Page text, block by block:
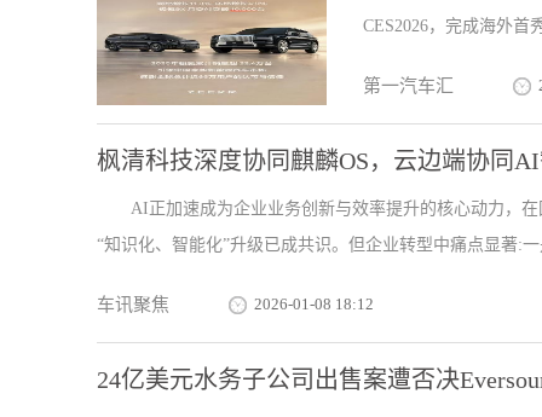
CES2026，完成海外首
第一汽车汇
枫清科技深度协同麒麟OS，云边端协同
AI正加速成为企业业务创新与效率提升的核心动力，
“知识化、智能化”升级已成共识。但企业转型中痛点显著:
车讯聚焦 2026-01-08 18:12
24亿美元水务子公司出售案遭否决